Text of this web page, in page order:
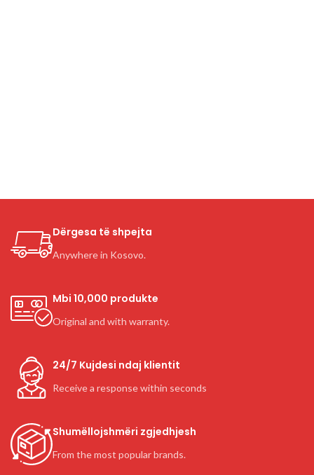
Dërgesa të shpejta
Anywhere in Kosovo.
Mbi 10,000 produkte
Original and with warranty.
24/7 Kujdesi ndaj klientit
Receive a response within seconds
Shumëllojshmëri zgjedhjesh
From the most popular brands.